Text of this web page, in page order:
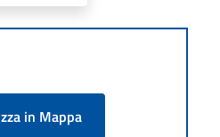
in Mappa